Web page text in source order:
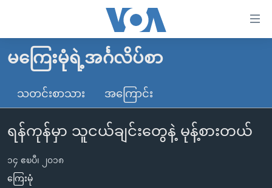
လွယ်ကူ
သည့်
Link
များ
ပင်မ
အကြောင်းအရာ
မူလစာမျက်နှာ
ကမ္ဘာ့သတင်းများ
နိုင်ငံတကာ
တရုတ်
ဗွီဒီယို
ရပ်ဝန်းတခု လမ်းတခု အလွန်
မကြေးမုံရဲ့အင်္ဂလိပ်စာ
သတင်းစာသား အကြောင်း
ရန်ကုန်မှာ သူငယ်ချင်းတွေနဲ့ မုန့်စားတယ်
၁၄ ဧၿပီ၊ ၂၀၁၈
ကြေးမုံ